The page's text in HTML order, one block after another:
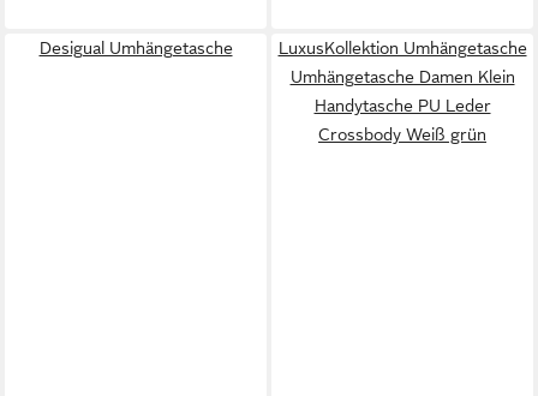
Desigual Umhängetasche
LuxusKollektion Umhängetasche
Umhängetasche Damen Klein
Handytasche PU Leder
Crossbody Weiß grün